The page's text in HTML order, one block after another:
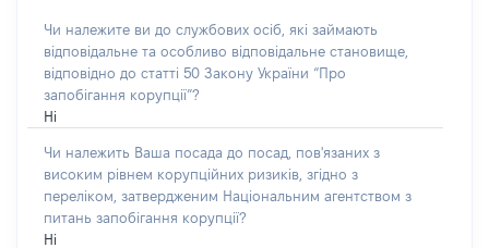
Чи належите ви до службових осіб, які займають
відповідальне та особливо відповідальне становище,
відповідно до статті 50 Закону України “Про
запобігання корупції”?
Ні
Чи належить Ваша посада до посад, пов'язаних з
високим рівнем корупційних ризиків, згідно з
переліком, затвердженим Національним агентством з
питань запобігання корупції?
Ні